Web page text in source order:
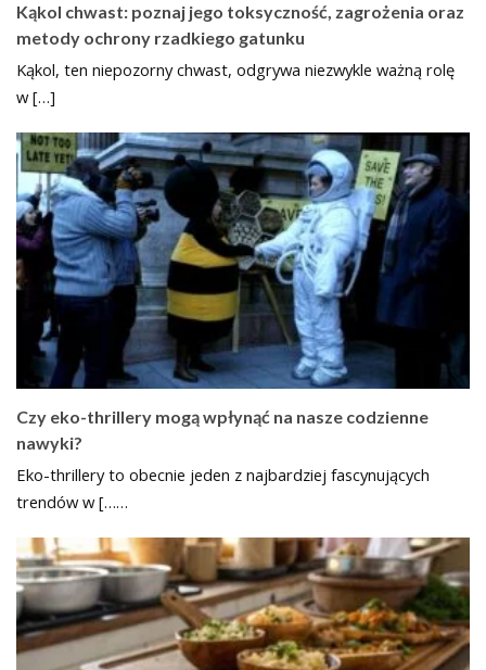
Kąkol chwast: poznaj jego toksyczność, zagrożenia oraz
metody ochrony rzadkiego gatunku
Kąkol, ten niepozorny chwast, odgrywa niezwykle ważną rolę
w […]
Czy eko-thrillery mogą wpłynąć na nasze codzienne
nawyki?
Eko-thrillery to obecnie jeden z najbardziej fascynujących
trendów w [……